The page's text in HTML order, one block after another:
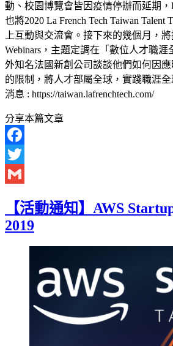
動、校園博覽會皆因疫情停辦而延期，
也將2020 La French Tech Taiwan
上互動與交流會。接下來的幾個月，
Webinars，主題定調在「數位人才職涯
外知名法國新創公司談談他們如何因
的限制，將人才部屬全球，實踐職涯
消息 : https://taiwan.lafrenchtech.com/
分享本篇文章
Facebook
Twitter
【活動通知】AWS
2019